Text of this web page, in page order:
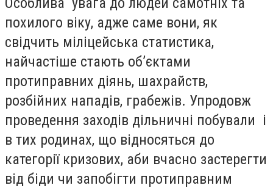
похилого віку, адже саме вони, як
свідчить міліцейська статистика,
найчастіше стають об’єктами
протиправних діянь, шахрайств,
розбійних нападів, грабежів. Упродовж
проведення заходів дільничні побували і
в тих родинах, що відносяться до
категорії кризових, аби вчасно застерегти
від біди чи запобігти протиправним